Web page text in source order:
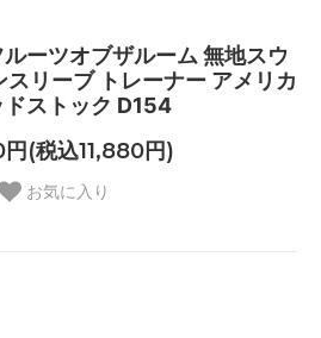
ーツオブザルーム 無地スウ
スリーブ トレーナー アメリカ
ドストック D154
(税込11,880円)
お気に入り